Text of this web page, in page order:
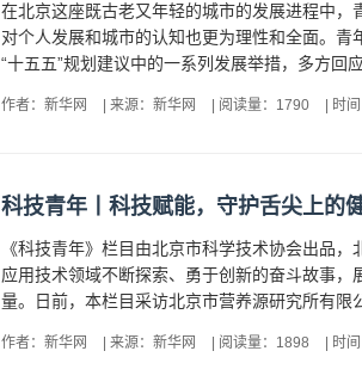
在北京这座既古老又年轻的城市的发展进程中，
对个人发展和城市的认知也更为理性和全面。
“十五五”规划建议中的一系列发展举措，多方回
作者：新华网 来源：新华网 阅读量：1790 时
科技青年丨科技赋能，守护舌尖上的
《科技青年》栏目由北京市科学技术协会出品
应用技术领域不断探索、勇于创新的奋斗故事
量。日前，本栏目采访北京市营养源研究所有限
作者：新华网 来源：新华网 阅读量：1898 时